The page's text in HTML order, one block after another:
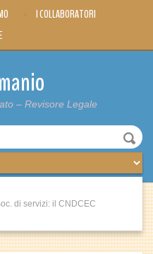
I COLLABORATORI
– Revisore Legale
di servizi: il CNDCEC